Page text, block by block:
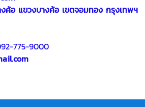
ค้อ แขวงบางค้อ เขตจอมทอง กรุงเทพฯ
775-9000